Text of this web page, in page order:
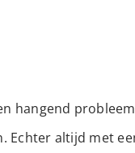
hangend
altijd met